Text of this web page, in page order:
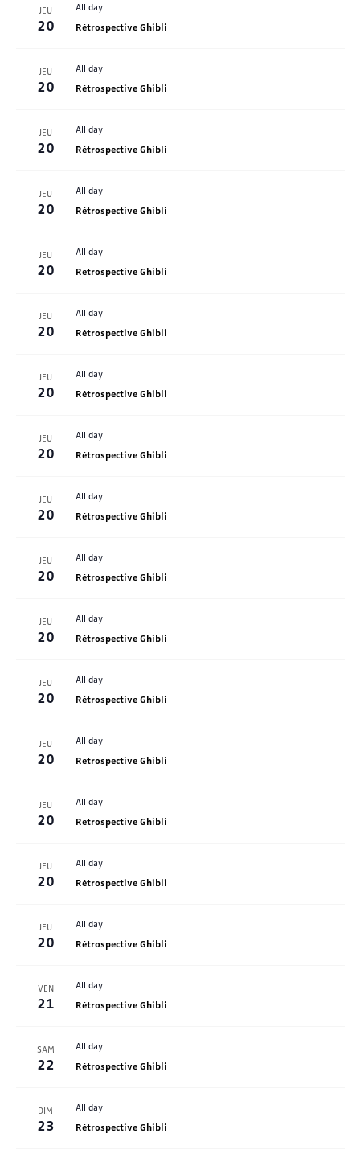
JEU
20
All day
Rétrospective Ghibli
JEU
20
All day
Rétrospective Ghibli
JEU
20
All day
Rétrospective Ghibli
JEU
20
All day
Rétrospective Ghibli
JEU
20
All day
Rétrospective Ghibli
JEU
20
All day
Rétrospective Ghibli
JEU
20
All day
Rétrospective Ghibli
JEU
20
All day
Rétrospective Ghibli
JEU
20
All day
Rétrospective Ghibli
JEU
20
All day
Rétrospective Ghibli
JEU
20
All day
Rétrospective Ghibli
JEU
20
All day
Rétrospective Ghibli
JEU
20
All day
Rétrospective Ghibli
JEU
20
All day
Rétrospective Ghibli
JEU
20
All day
Rétrospective Ghibli
JEU
20
All day
Rétrospective Ghibli
VEN
21
All day
Rétrospective Ghibli
SAM
22
All day
Rétrospective Ghibli
DIM
23
All day
Rétrospective Ghibli